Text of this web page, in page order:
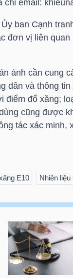
chỉ email:
ban Cạnh
đơn vị liên
ánh cần cung
dân và thông
điểm đổ xăng;
cũng được
tác xác minh,
E10 Nhiên liệu